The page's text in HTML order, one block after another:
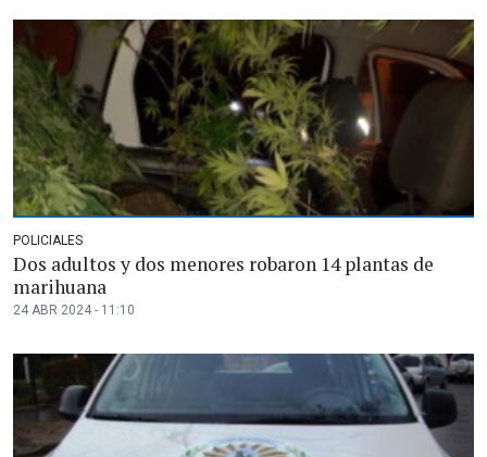
POLICIALES
Dos adultos y dos menores robaron 14 plantas de
marihuana
24 ABR 2024 - 11:10